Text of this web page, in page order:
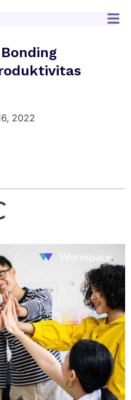
2022